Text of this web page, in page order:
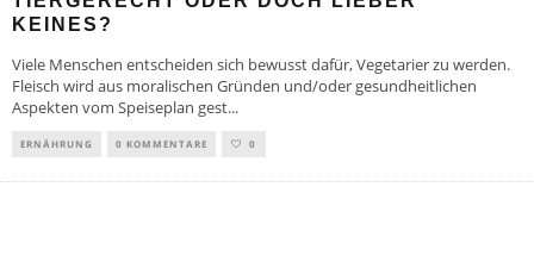
KEINES?
Viele Menschen entscheiden sich bewusst dafür, Vegetarier zu werden.
Fleisch wird aus moralischen Gründen und/oder gesundheitlichen
Aspekten vom Speiseplan gest...
ERNÄHRUNG 0 KOMMENTARE 0